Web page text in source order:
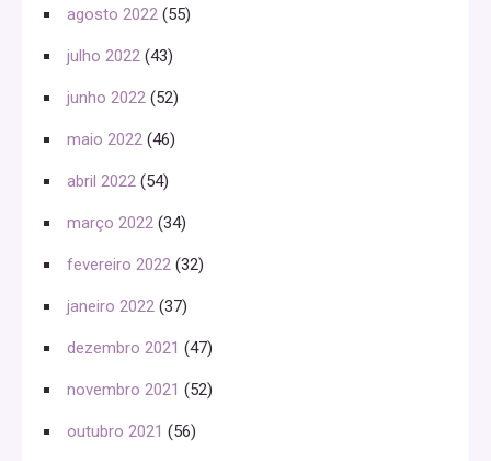
agosto 2022 (55)
julho 2022 (43)
junho 2022 (52)
maio 2022 (46)
abril 2022 (54)
março 2022 (34)
fevereiro 2022 (32)
janeiro 2022 (37)
dezembro 2021 (47)
novembro 2021 (52)
outubro 2021 (56)